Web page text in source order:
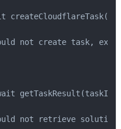
not create task,
not retrieve